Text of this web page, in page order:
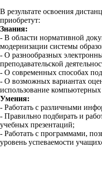
В результате освоения
приобретут:
Знания:
- В области нормативной
модернизации системы
- О разнообразных
преподавательской
- О современных способах
- О возможных вариантах
использование компьютерных
Умения:
- Работать с различными
- Правильно подбирать и
учебных презентаций;
- Работать с программами,
уровень успеваемости